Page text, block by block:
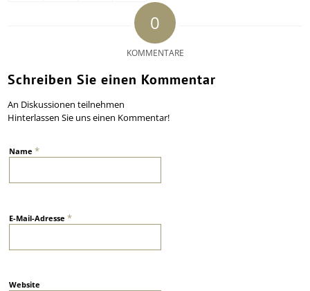
0
KOMMENTARE
Schreiben Sie einen Kommentar
An Diskussionen teilnehmen
Hinterlassen Sie uns einen Kommentar!
Name*
E-Mail-Adresse*
Website